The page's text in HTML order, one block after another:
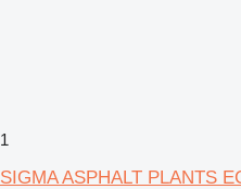
1
SIGMA ASPHALT PLANTS